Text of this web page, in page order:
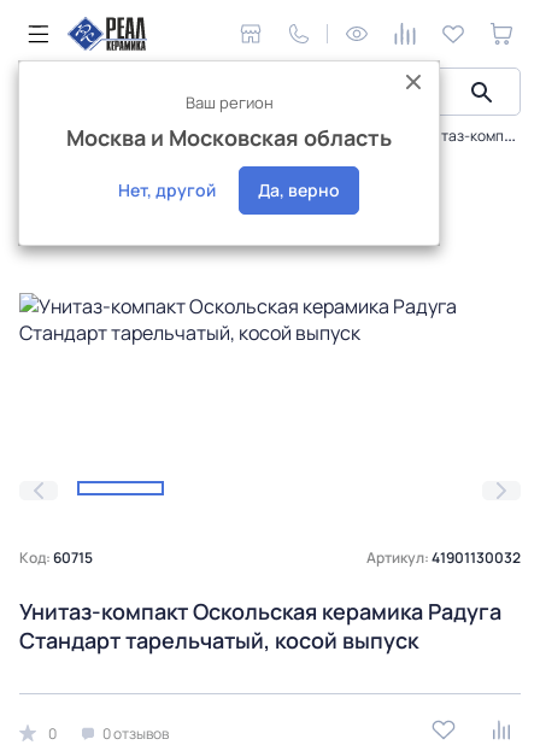
Сантехника и аксессуары Унитазы, компакты Унитаз-компакт Оскольская керамика Радуга Стандарт тарельчатый, косой выпуск
Интернет-магазин
Код:60715 Артикул:41901130032
Унитаз-компакт Оскольская керамика Радуга
Стандарт тарельчатый, косой выпуск
0 0 отзывов
Ваш регион
Москва и Московская область
Нет, другой Да, верно